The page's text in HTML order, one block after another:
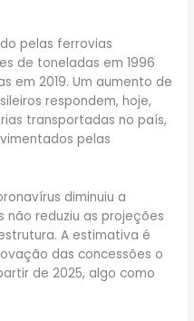
pelas ferrovias
de toneladas em 1996
em 2019. Um aumento de
respondem, hoje,
transportadas no país,
pelas
diminuiu a
não reduziu as projeções
A estimativa é
das concessões o
de 2025, algo como